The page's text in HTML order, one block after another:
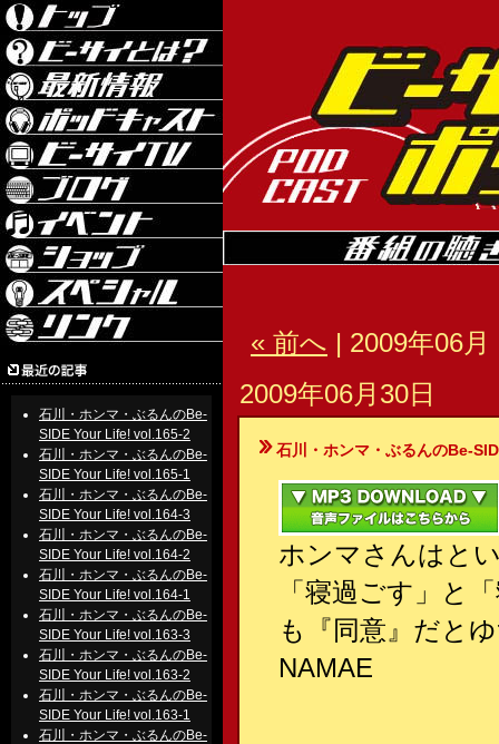
石川・ホンマ・ぶるんのBe-
SIDE Your Life! vol.165-2
石川・ホンマ・ぶるんのBe-
SIDE Your Life! vol.165-1
石川・ホンマ・ぶるんのBe-
SIDE Your Life! vol.164-3
石川・ホンマ・ぶるんのBe-
SIDE Your Life! vol.164-2
石川・ホンマ・ぶるんのBe-
SIDE Your Life! vol.164-1
石川・ホンマ・ぶるんのBe-
SIDE Your Life! vol.163-3
石川・ホンマ・ぶるんのBe-
SIDE Your Life! vol.163-2
石川・ホンマ・ぶるんのBe-
SIDE Your Life! vol.163-1
石川・ホンマ・ぶるんのBe-
« 前へ | 2009年06
2009年06月30日
石川・ホンマ・ぶるんのBe-
ホンマさんはと
「寝過ごす」と
も『同意』だと
NAMAE